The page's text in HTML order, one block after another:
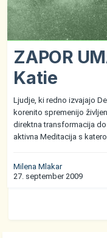
ZAPOR
Katie
Ljudje, ki redno izvajajo
korenito spremenijo
direktna transformacija
aktivna Meditacija s
Milena Mlakar
27. september 2009